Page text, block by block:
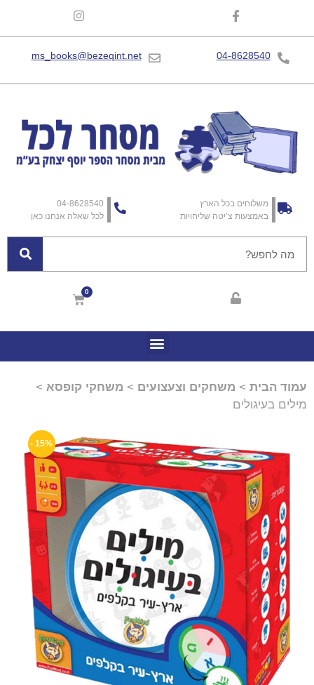
04-8628540
ms_books@bezeqint.net
משלוחים בכל הארץ
באמצעות צ’יטה שליחויות
04-8628540
לכל שאלה אנחנו כאן
עמוד הבית > משחקים וצעצועים > משחקי קופסא >
מילים בעיגולים
15% -